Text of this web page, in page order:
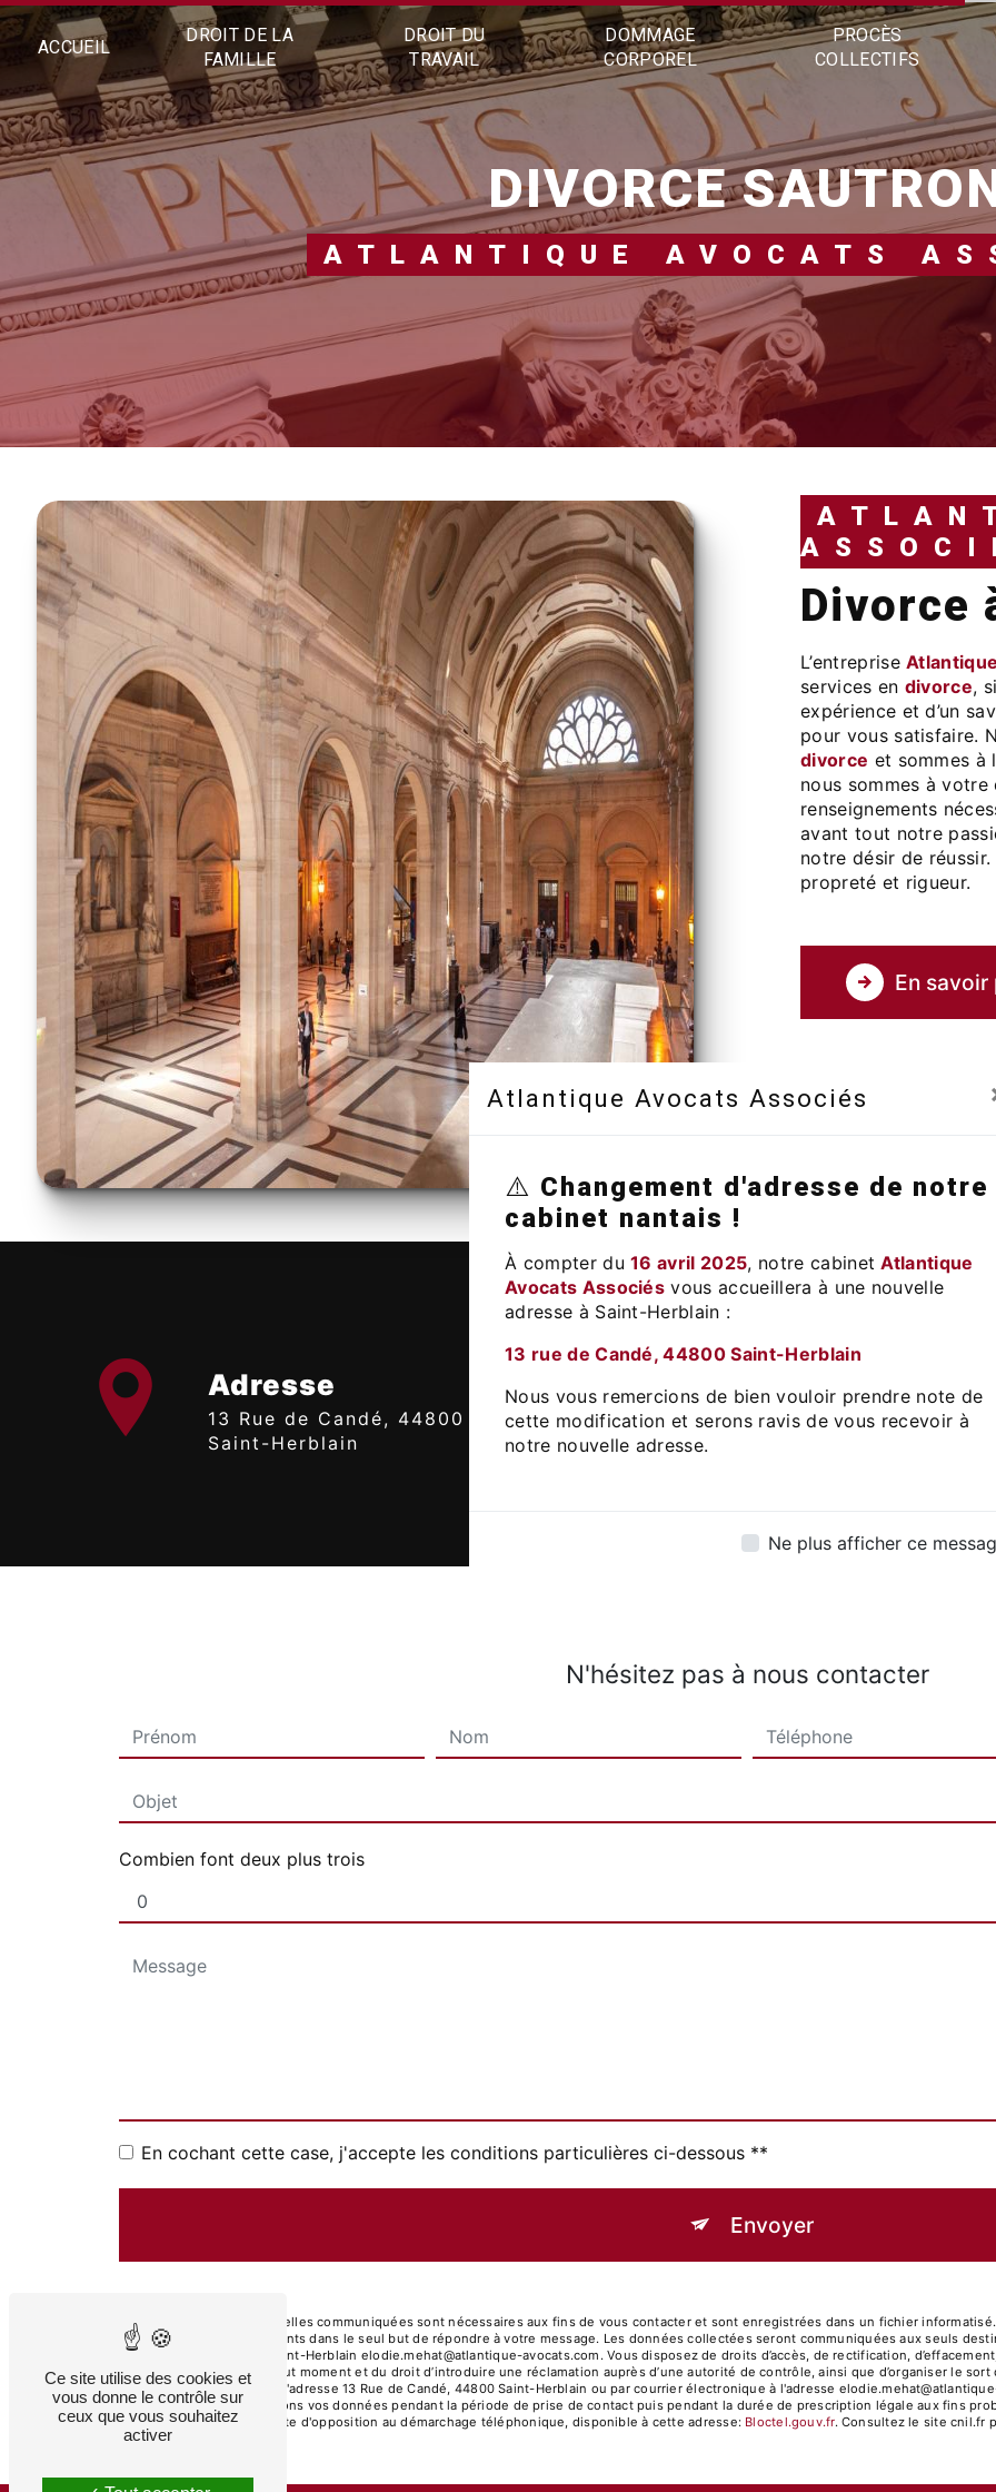
Atlantique Avocats Associés
⚠️ Changement d'adresse de notre
cabinet nantais !
À compter du16 avril 2025, notre cabinetAtlantique
Avocats Associés vous accueillera à une nouvelle
adresse à Saint-Herblain :​
13 rue de Candé, 44800 Saint-Herblain
Nous vous remercions de bien vouloir prendre note de
cette modification et serons ravis de vous recevoir à
notre nouvelle adresse.
Ne plus afficher ce
ACCUEIL
DROIT DE LA
FAMILLE
DROIT DU
TRAVAIL
DOMMAGE
CORPOREL
PROCÈS
COLLECTIFS
DIVORCE
ATLANTIQUE AVOCATS
divorce
L’entreprise
services en divorce,
expérience et d’un
pour vous satisfaire.
divorce et sommes à
nous sommes à
renseignements
avant tout notre
notre désir de
propreté et rigueur.
En savoir
Adresse
13 Rue de Candé, 44800
Saint-Herblain
Téléphone
02 51 83 88 04
N'hésitez pas à nous contacter
Combien font deux plus trois
En cochant cette case, j'accepte les conditions particulières ci-dessous **
Envoyer
** Les données personnelles communiquées sont nécessaires aux fins de vous contacter et sont enregistrées dans un fichier
Nantes et ses sous-traitants dans le seul but de répondre à votre message. Les données collectées seront communiquées aux seuls
Rue de Candé, 44800 Saint-Herblain elodie.mehat@atlantique-avocats.com. Vous disposez de droits d’accès, de rectification,
votre consentement à tout moment et du droit d’introduire une réclamation auprès d’une autorité de contrôle, ainsi que d’organiser le
droits par voie postale à l'adresse 13 Rue de Candé, 44800 Saint-Herblain ou par courrier électronique à l'adresse
demandé. Nous conservons vos données pendant la période de prise de contact puis pendant la durée de prescription légale aux fins
de vous inscrire sur la liste d'opposition au démarchage téléphonique, disponible à cette adresse:
Bloctel.gouv.fr. Consultez le site cnil.fr
Panneau de gestion des cookies
Ce site utilise des cookies et
vous donne le contrôle sur
ceux que vous souhaitez
activer